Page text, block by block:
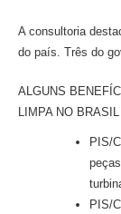
A consultoria
do país. Três do
ALGUNS
LIMPA NO BRASIL
PIS/
PIS/